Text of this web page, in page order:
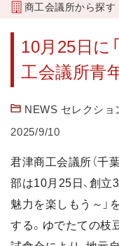
商工会議所から探す
10月25日に
工会議所青年
NEWS セレクショ
2025/9/10
君津商工会議所（千
部は10月25日、創立
魅力を楽しもう～」
する。ゆでたての枝